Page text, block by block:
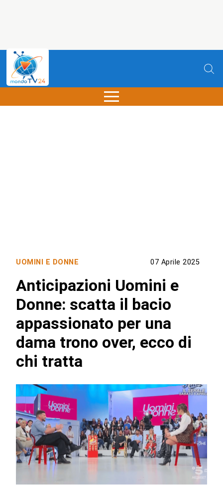
UOMINI E DONNE 07 Aprile 2025
Anticipazioni Uomini e
Donne: scatta il bacio
appassionato per una
dama trono over, ecco di
chi tratta